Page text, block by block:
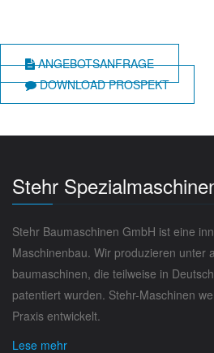
ANGEBOTSANFRAGE
DOWNLOAD PROSPEKT
Stehr
Stehr Baumaschinen GmbH ist eine
Maschinenbau. Wir produzieren unter
baumaschinen, die teilweise in
paten­tiert wurden. Stehr-Maschinen
Praxis entwickelt.
Lese mehr